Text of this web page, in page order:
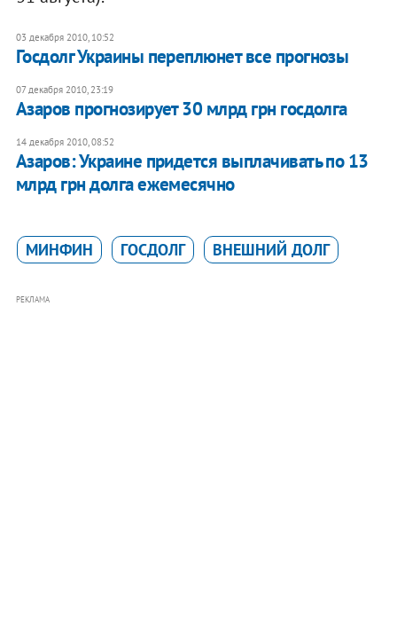
03 декабря 2010, 10:52
Госдолг Украины переплюнет все прогнозы
07 декабря 2010, 23:19
Азаров прогнозирует 30 млрд грн госдолга
14 декабря 2010, 08:52
Азаров: Украине придется выплачивать по 13
млрд грн долга ежемесячно
МИНФИН ГОСДОЛГ ВНЕШНИЙ ДОЛГ
РЕКЛАМА